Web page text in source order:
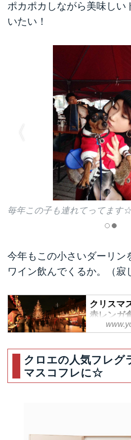
ポカポカしながら美味しい
いたい！
毎年この子も連れてってます☆
今年もこの小さいダーリン
ワイン飲んでくるか。（寂
クリスマ
赤レンガ
クリスマ
クロエの人気フレグ
マスコフレに☆